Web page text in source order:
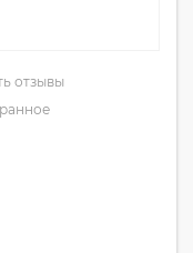
отзывы